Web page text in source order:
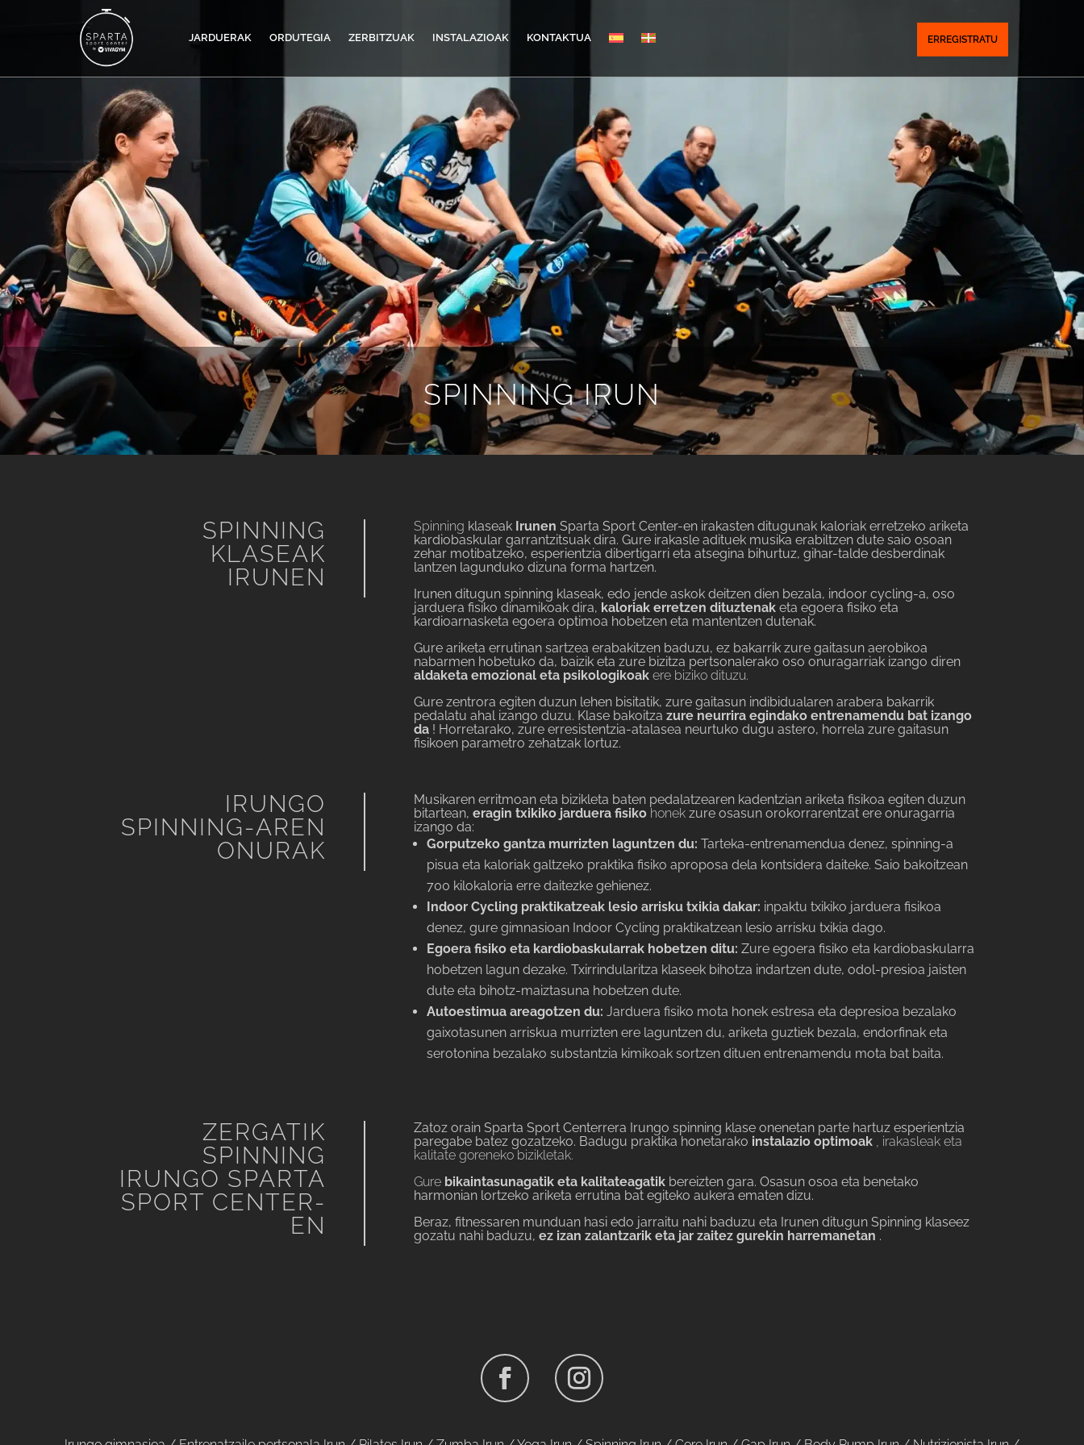
JARDUERAK ORDUTEGIA ZERBITZUAK INSTALAZIOAK KONTAKTUA ERREGISTRATU
SPINNING IRUN
SPINNING
KLASEAK
IRUNEN
Spinning klaseak Irunen Sparta Sport Center-en irakasten ditugunak kaloriak erretzeko ariketa
kardiobaskular garrantzitsuak dira. Gure irakasle adituek musika erabiltzen dute saio osoan
zehar motibatzeko, esperientzia dibertigarri eta atsegina bihurtuz, gihar-talde desberdinak
lantzen lagunduko dizuna forma hartzen.
Irunen ditugun spinning klaseak, edo jende askok deitzen dien bezala, indoor cycling-a, oso
jarduera fisiko dinamikoak dira, kaloriak erretzen dituztenak eta egoera fisiko eta
kardioarnasketa egoera optimoa hobetzen eta mantentzen dutenak.
Gure ariketa errutinan sartzea erabakitzen baduzu, ez bakarrik zure gaitasun aerobikoa
nabarmen hobetuko da, baizik eta zure bizitza pertsonalerako oso onuragarriak izango diren
aldaketa emozional eta psikologikoakere biziko dituzu.
Gure zentrora egiten duzun lehen bisitatik, zure gaitasun indibidualaren arabera bakarrik
pedalatu ahal izango duzu. Klase bakoitza zure neurrira egindako entrenamendu bat izango
da ! Horretarako, zure erresistentzia-atalasea neurtuko dugu astero, horrela zure gaitasun
fisikoen parametro zehatzak lortuz.
IRUNGO
SPINNING-AREN
ONURAK
Musikaren erritmoan eta bizikleta baten pedalatzearen kadentzian ariketa fisikoa egiten duzun
bitartean, eragin txikiko jarduera fisikohonek zure osasun orokorrarentzat ere onuragarria
izango da:
Gorputzeko gantza murrizten laguntzen du: Tarteka-entrenamendua denez, spinning-a
pisua eta kaloriak galtzeko praktika fisiko aproposa dela kontsidera daiteke. Saio bakoitzean
700 kilokaloria erre daitezke gehienez.
Indoor Cycling praktikatzeak lesio arrisku txikia dakar: inpaktu txikiko jarduera fisikoa
denez, gure gimnasioan Indoor Cycling praktikatzean lesio arrisku txikia dago.
Egoera fisiko eta kardiobaskularrak hobetzen ditu: Zure egoera fisiko eta kardiobaskularra
hobetzen lagun dezake. Txirrindularitza klaseek bihotza indartzen dute, odol-presioa jaisten
dute eta bihotz-maiztasuna hobetzen dute.
Autoestimua areagotzen du: Jarduera fisiko mota honek estresa eta depresioa bezalako
gaixotasunen arriskua murrizten ere laguntzen du, ariketa guztiek bezala, endorfinak eta
serotonina bezalako substantzia kimikoak sortzen dituen entrenamendu mota bat baita.
ZERGATIK
SPINNING
IRUNGO SPARTA
SPORT CENTER-
EN
Zatoz orain Sparta Sport Centerrera Irungo spinning klase onenetan parte hartuz esperientzia
paregabe batez gozatzeko. Badugu praktika honetarako instalazio optimoak, irakasleak eta
kalitate goreneko bizikletak.
Gure bikaintasunagatik eta kalitateagatik bereizten gara. Osasun osoa eta benetako
harmonian lortzeko ariketa errutina bat egiteko aukera ematen dizu.
Beraz, fitnessaren munduan hasi edo jarraitu nahi baduzu eta Irunen ditugun Spinning klaseez
gozatu nahi baduzu, ez izan zalantzarik eta jar zaitez gurekin harremanetan .